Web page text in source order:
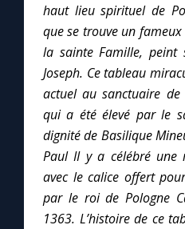
Le magazine
Le site internet
Questions-réponses
Prier au quotidien
Avec Thérèse de Lisieux
haut lieu spirituel de
que se trouve un
la sainte Famille, peint
Joseph. Ce tableau
actuel au sanctuaire de
qui a été élevé par le
dignité de Basilique
Paul II y a célébré une
avec le calice offert
par le roi de Pologne
1363. L’histoire de ce